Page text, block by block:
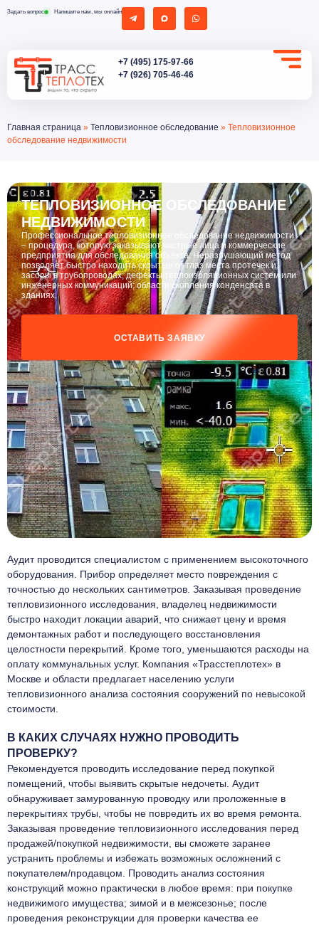
Задать вопрос Напишите нам, мы онлайн
+7 (495) 175-97-66
+7 (926) 705-46-46
Главная страница » Тепловизионное обследование » Тепловизионное
обследование недвижимости
ТЕПЛОВИЗИОННОЕ ОБСЛЕДОВАНИЕ
НЕДВИЖИМОСТИ
Профессиональное тепловизионное обследование недвижимости
– процедура, которую заказывают частные лица и коммерческие
предприятия для обследования объекта. Неразрушающий метод
позволяет быстро находить скрытые от глаз места протечек и
засоры в трубопроводах; дефекты теплоизоляционных систем или
инженерных коммуникаций; области скопления конденсата в
зданиях.
ОСТАВИТЬ ЗАЯВКУ
Аудит проводится специалистом с применением высокоточного
оборудования. Прибор определяет место повреждения с
точностью до нескольких сантиметров. Заказывая проведение
тепловизионного исследования, владелец недвижимости
быстро находит локации аварий, что снижает цену и время
демонтажных работ и последующего восстановления
целостности перекрытий. Кроме того, уменьшаются расходы на
оплату коммунальных услуг. Компания «Трасстеплотех» в
Москве и области предлагает населению услуги
тепловизионного анализа состояния сооружений по невысокой
стоимости.
В КАКИХ СЛУЧАЯХ НУЖНО ПРОВОДИТЬ
ПРОВЕРКУ?
Рекомендуется проводить исследование перед покупкой
помещений, чтобы выявить скрытые недочеты. Аудит
обнаруживает замурованную проводку или проложенные в
перекрытиях трубы, чтобы не повредить их во время ремонта.
Заказывая проведение тепловизионного исследования перед
продажей/покупкой недвижимости, вы сможете заранее
устранить проблемы и избежать возможных осложнений с
покупателем/продавцом. Проводить анализ состояния
конструкций можно практически в любое время: при покупке
недвижимого имущества; зимой и в межсезонье; после
проведения реконструкции для проверки качества ее